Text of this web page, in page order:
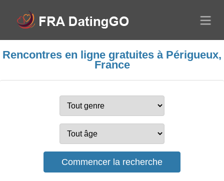
Rencontres en ligne gratuites à Périgueux,
France